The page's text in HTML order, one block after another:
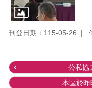
刊登日期：115-05-26
公私協
本區於昨